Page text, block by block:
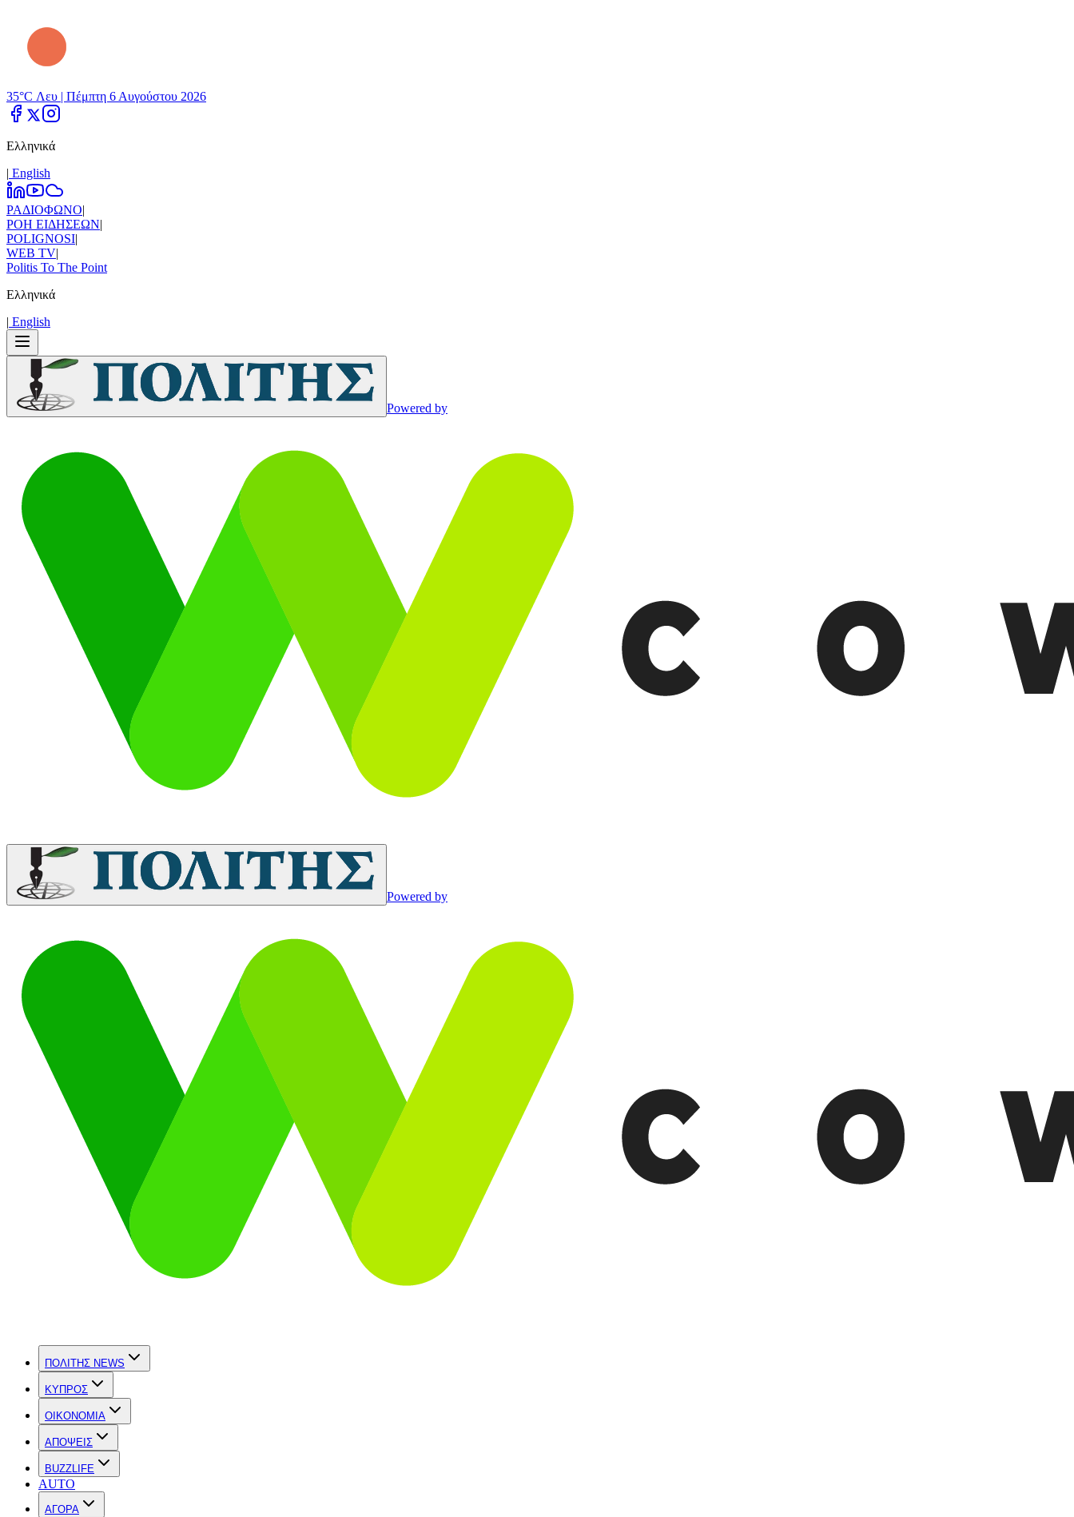
35°C Λευ | Πέμπτη 6 Αυγούστου 2026
Ελληνικά
| Εnglish
ΡΑΔΙΟΦΩΝΟ|
ΡΟΗ ΕΙΔΗΣΕΩΝ|
POLIGNOSI|
WEB TV|
Politis To The Point
Ελληνικά
| Εnglish
Powered by
Powered by
ΠΟΛΙΤΗΣ NEWS
ΚΥΠΡΟΣ
OIKONOMIA
ΑΠΟΨΕΙΣ
BUZZLIFE
AUTO
ΑΓΟΡΑ